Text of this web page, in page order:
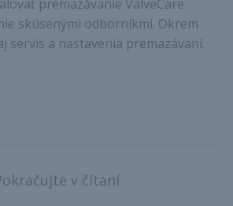
premazávanie ValveCare
skúsenými odborníkmi. Okrem
servis a nastavenia premazávaní.
v čítaní